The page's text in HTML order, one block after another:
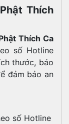
Thích
Thích Ca
số Hotline
thước, báo
đảm bảo an
số Hotline